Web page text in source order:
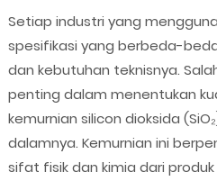
Setiap industri yang
spesifikasi yang berbeda-
dan kebutuhan teknisnya.
penting dalam menentukan
kemurnian silicon dioksida
dalamnya. Kemurnian ini
sifat fisik dan kimia dari